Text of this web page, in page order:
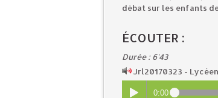
débat sur les enfants
ÉCOUTER :
Durée : 6'43
Jrl20170323 -
0:00